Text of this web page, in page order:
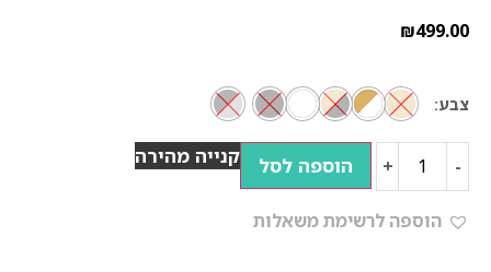
₪499.00
צבע
-
+ הוספה לסל קנייה מהירה
הוספה לרשימת משאלות